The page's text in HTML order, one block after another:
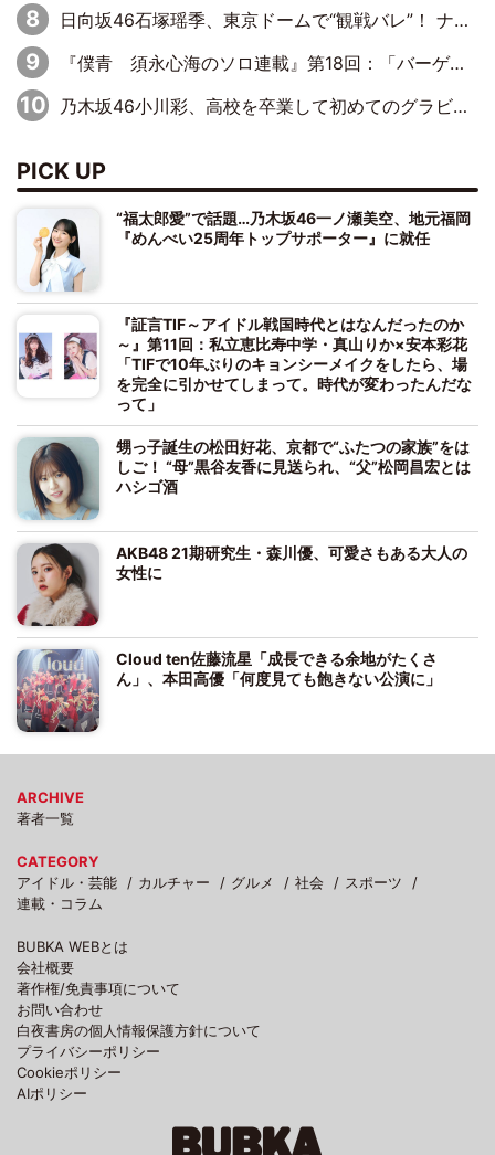
日向坂46石塚瑶季、東京ドームで“観戦バレ”！ ナイツ・塙も認めた「巨人に詳しすぎるアイドル」は元VENUSスクール生で杉内コーチ推し⁉
『僕青 須永心海のソロ連載』第18回：「バーゲンセールハンターみうな inしまむら」編
乃木坂46小川彩、高校を卒業して初めてのグラビア「大人になった感じがしました(笑)」
PICK UP
“福太郎愛”で話題…乃木坂46一ノ瀬美空、地元福岡
『めんべい25周年トップサポーター』に就任
『証言TIF～アイドル戦国時代とはなんだったのか
～』第11回：私立恵比寿中学・真山りか×安本彩花
「TIFで10年ぶりのキョンシーメイクをしたら、場
を完全に引かせてしまって。時代が変わったんだな
って」
甥っ子誕生の松田好花、京都で“ふたつの家族”をは
しご！ “母”黒谷友香に見送られ、“父”松岡昌宏とは
ハシゴ酒
AKB48 21期研究生・森川優、可愛さもある大人の
女性に
Cloud ten佐藤流星「成長できる余地がたくさ
ん」、本田高優「何度見ても飽きない公演に」
ARCHIVE
著者一覧
CATEGORY
アイドル・芸能
カルチャー グルメ 社会
スポーツ
連載・コラム
BUBKA WEBとは
会社概要
著作権/免責事項について
お問い合わせ
白夜書房の個人情報保護方針について
プライバシーポリシー
Cookieポリシー
AIポリシー